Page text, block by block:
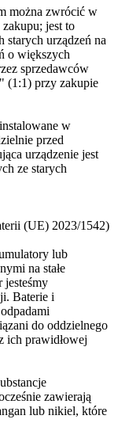
można zwrócić w
jest to
starych urządzeń na
o większych
sprzedawców
(1:1) przy zakupie
w
przed
urządzenie jest
ze starych
(UE) 2023/1542)
lub
na stałe
jesteśmy
Baterie i
do oddzielnego
ich prawidłowej
zawierają
lub nikiel, które